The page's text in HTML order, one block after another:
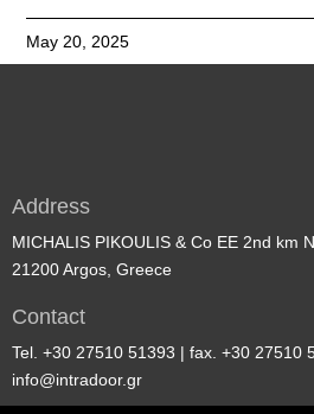
May 20, 2025
Address
MICHALIS PIKOULIS & Co EE 2nd km
21200 Argos, Greece
Contact
Tel. +30 27510 51393 | fax. +30 27510
info@intradoor.gr